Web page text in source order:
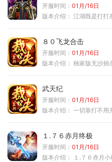
开服时间： 01月/16日
版本介绍： 江湖既是打打
８０飞龙合击
开服时间： 01月/16日
版本介绍： 独家版无沙捐
武天纪
开服时间： 01月/16日
版本介绍： 一切靠打不用
１.７６赤月终极
开服时间： 01月/16日
版本介绍：
１.７６赤月小